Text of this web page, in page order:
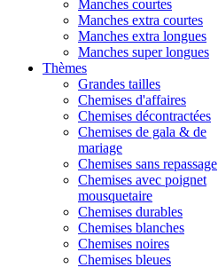
Manches courtes
Manches extra courtes
Manches extra longues
Manches super longues
Thèmes
Grandes tailles
Chemises d'affaires
Chemises décontractées
Chemises de gala & de
mariage
Chemises sans repassage
Chemises avec poignet
mousquetaire
Chemises durables
Chemises blanches
Chemises noires
Chemises bleues